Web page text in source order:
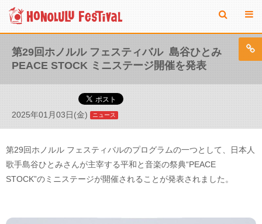
第29回ホノルル フェスティバル ​ 島谷ひとみ
PEACE STOCK ミニステージ開催を発表
2025年01月03日(金) ニュース
第29回ホノルル フェスティバルのプログラムの一つとして、日本人
歌手島谷ひとみさんが主宰する平和と音楽の祭典“PEACE
STOCK”のミニステージが開催されることが発表されました。​